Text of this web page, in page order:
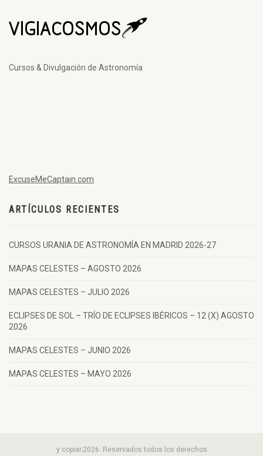
Cursos & Divulgación de Astronomía
ExcuseMeCaptain.com
ARTÍCULOS RECIENTES
CURSOS URANIA DE ASTRONOMÍA EN MADRID 2026-27
MAPAS CELESTES – AGOSTO 2026
MAPAS CELESTES – JULIO 2026
ECLIPSES DE SOL – TRÍO DE ECLIPSES IBÉRICOS – 12 (X) AGOSTO
2026
MAPAS CELESTES – JUNIO 2026
MAPAS CELESTES – MAYO 2026
y copiar;2026 .Reservados todos los derechos